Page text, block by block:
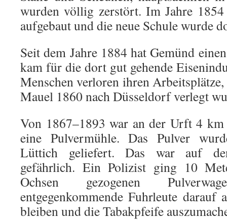
wurden völlig zerstört. Im Jahre
aufgebaut und die neue Schule wurde
Seit dem Jahre 1884 hat Gemünd
kam für die dort gut gehende
Menschen verloren ihren
Mauel 1860 nach Düsseldorf verlegt
Von 1867–1893 war an der Urft 4
eine Pulvermühle. Das Pulver
Lüttich geliefert. Das war auf
gefährlich. Ein Polizist ging 10
Ochsen gezogenen
entgegenkommende Fuhrleute darauf
bleiben und die Tabakpfeife